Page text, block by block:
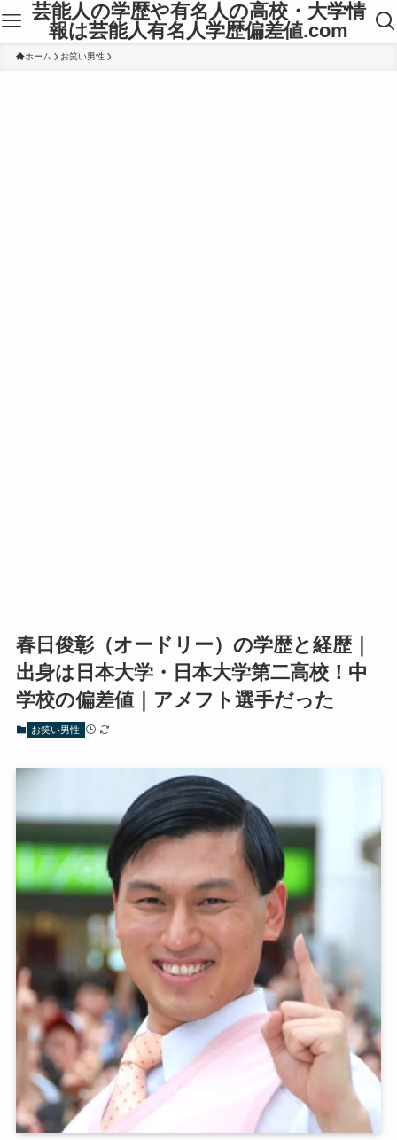
芸能人の学歴や有名人の高校・大学情
報は芸能人有名人学歴偏差値.com
ホーム お笑い男性
春日俊彰（オードリー）の学歴と経歴｜
出身は日本大学・日本大学第二高校！中
学校の偏差値｜アメフト選手だった
お笑い男性